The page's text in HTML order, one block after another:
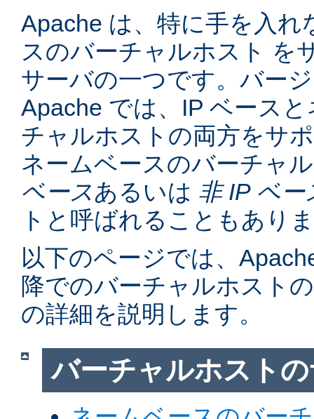
Apache は、特に手を入れ
スのバーチャルホスト を
サーバの一つです。バー
Apache では、IP ベース
チャルホストの両方をサ
ネームベースのバーチャ
ベースあるいは 非 IP ベー
トと呼ばれることもあり
以下のページでは、
降でのバーチャルホスト
の詳細を説明します。
バーチャルホスト